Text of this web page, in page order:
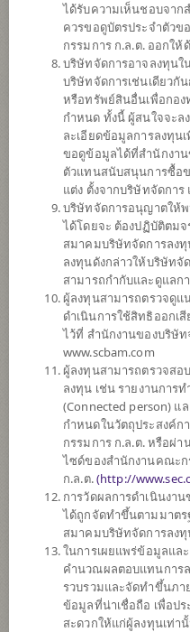
ความเสี่ยงสูง
7
ตั้งแต่ต้นปี
-2.70%
วันที่ 6 สิงหาคม 2569
มูลค่าหน่วยลงทุน
6.1340
0.0168
ข้อมูล ณ วันที่ 6 ส.ค. 2569
ข้
ผลก
ข้อมูล
ดาวน์
ปฏิ
นโยบาย
ได้รับความเห็นชอบจาก
ควรขอดูบัตรประจำตัว
กรรมการ ก.ล.ต. ออกให้
บริษัทจัดการอาจลงทุน
บริษัทจัดการเช่นเดียว
หรือทรัพย์สินอื่นเพื่อกอ
กำหนด ทั้งนี้ ผู้สนใจจะล
ละเอียดข้อมูลการลงทุน
ขอดูข้อมูลได้ที่สำนักงา
ตัวแทนสนับสนุนการซื้อ
แต่ง ตั้งจากบริษัทจัดกา
บริษัทจัดการอนุญาตให้
ได้โดยจะ ต้องปฏิบัติตม
สมาคมบริษัทจัดการลงทุ
ลงทุนดังกล่าวให้บริษัทจั
สามารถกำกับและดูแล
ผู้ลงทุนสามารถตรวจดูแ
ดำเนินการใช้สิทธิออกเ
ไว้ที่ สำนักงานของบริษั
www.scbam.com
ผู้ลงทุนสามารถตรวจส
ลงทุน เช่น รายงานการ
(Connected person) แ
กำหนดในวัตถุประสงค์ก
กรรมการ ก.ล.ต. หรือผ่า
ไซด์ของสำนักงานคณะก
ก.ล.ต.(http://
การวัดผลการดำเนินงา
ได้ถูกจัดทำขึ้นตามมาตร
สมาคมบริษัทจัดการลง
ในการเผยแพร่ข้อมูลแล
คำนวณผลตอบแทนการ
รวบรวมและจัดทำขึ้นภา
ข้อมูลที่น่าเชื่อถือ เพื่อป
สะดวกให้แก่ผู้ลงทุนเท่า